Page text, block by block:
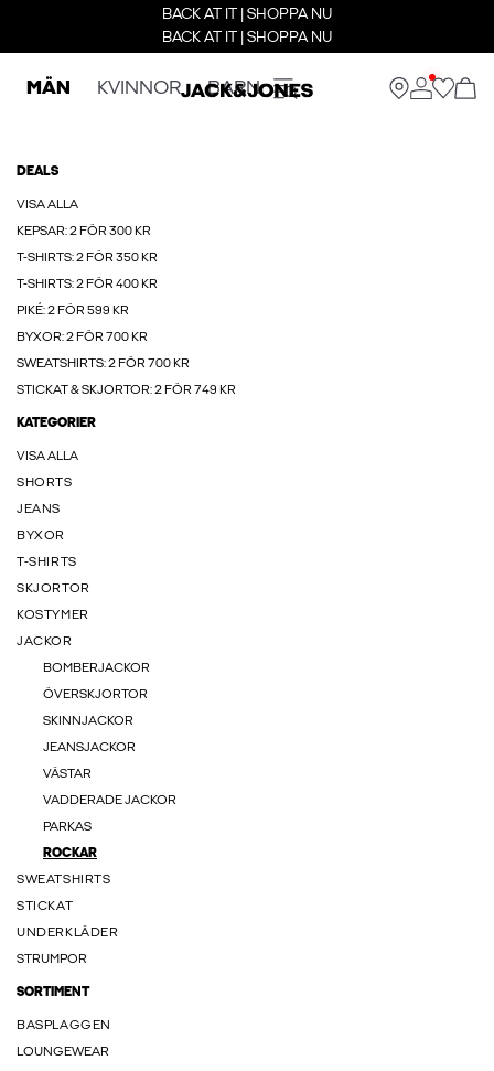
BACK AT IT | SHOPPA NU
BACK AT IT | SHOPPA NU
MÄN KVINNOR BARN
DEALS
VISA ALLA
KEPSAR: 2 FÖR 300 KR
T-SHIRTS: 2 FÖR 350 KR
T-SHIRTS: 2 FÖR 400 KR
PIKÉ: 2 FÖR 599 KR
BYXOR: 2 FÖR 700 KR
SWEATSHIRTS: 2 FÖR 700 KR
STICKAT & SKJORTOR: 2 FÖR 749 KR
KATEGORIER
VISA ALLA
SHORTS
JEANS
BYXOR
T-SHIRTS
SKJORTOR
KOSTYMER
JACKOR
BOMBERJACKOR
ÖVERSKJORTOR
SKINNJACKOR
JEANSJACKOR
VÄSTAR
VADDERADE JACKOR
PARKAS
ROCKAR
SWEATSHIRTS
STICKAT
UNDERKLÄDER
STRUMPOR
SORTIMENT
BASPLAGGEN
LOUNGEWEAR